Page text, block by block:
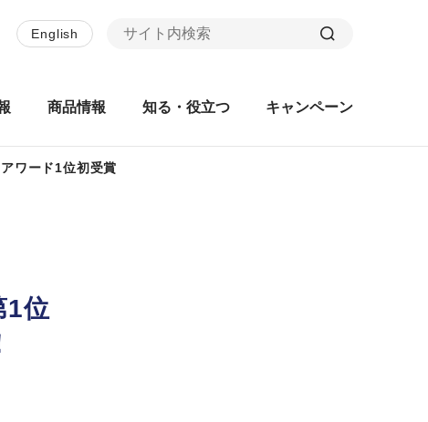
商品情報 知る・役立つ キャンペーン
English
ワード1位初受賞
1位